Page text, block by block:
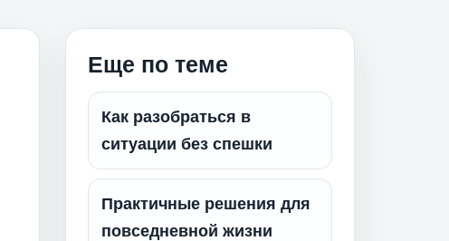
Еще по теме
Как разобраться в
ситуации без спешки
Практичные решения для
повседневной жизни